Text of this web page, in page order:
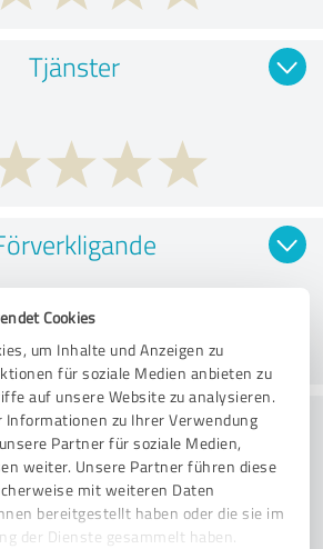
Cookies
um Inhalte und Anzeigen zu
für soziale Medien anbieten zu
auf unsere Website zu analysieren.
Informationen zu Ihrer Verwendung
Partner für soziale Medien,
weiter. Unsere Partner führen diese
mit weiteren Daten
bereitgestellt haben oder die sie im
der Dienste gesammelt haben.
Tjänster
Rådgivning